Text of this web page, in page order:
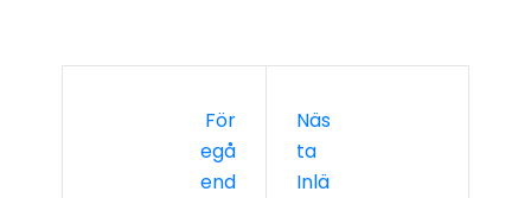
För
Egå
End
Näs
Ta
Inlä